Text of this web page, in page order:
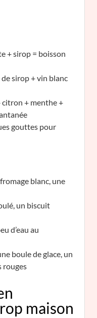
+ sirop = boisson
sirop + vin blanc
citron + menthe +
gouttes pour
blanc, une
un biscuit
d’eau au
boule de glace, un
rouges
maison